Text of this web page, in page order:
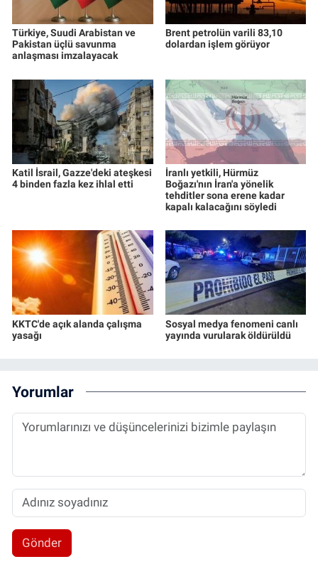
Türkiye, Suudi Arabistan ve
Pakistan üçlü savunma
anlaşması imzalayacak
Brent petrolün varili 83,10
dolardan işlem görüyor
Katil İsrail, Gazze'deki ateşkesi
4 binden fazla kez ihlal etti
İranlı yetkili, Hürmüz
Boğazı'nın İran'a yönelik
tehditler sona erene kadar
kapalı kalacağını söyledi
KKTC'de açık alanda çalışma
yasağı
Sosyal medya fenomeni canlı
yayında vurularak öldürüldü
Yorumlar
Gönder